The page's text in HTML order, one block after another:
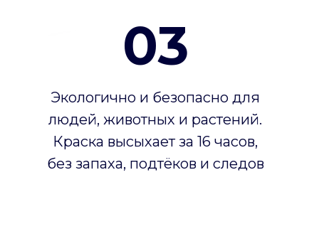
Экологично и безопасно для
людей, животных и растений.
Краска высыхает за 16 часов,
без запаха, подтёков и следов
03